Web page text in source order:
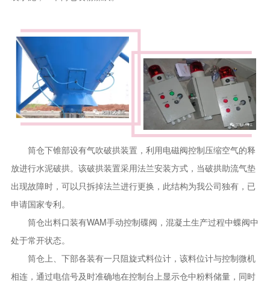
筒仓下锥部设有气吹破拱装置，利用电磁阀控制压缩空气的释
放进行水泥破拱。该破拱装置采用法兰安装方式，当破拱助流气垫
出现故障时，可以只拆掉法兰进行更换，此结构为我公司独有，已
申请国家专利。
筒仓出料口装有WAM手动控制碟阀，混凝土生产过程中蝶阀中
处于常开状态。
筒仓上、下部各装有一只阻旋式料位计，该料位计与控制微机
相连，通过电信号及时准确地在控制台上显示仓中粉料储量，同时